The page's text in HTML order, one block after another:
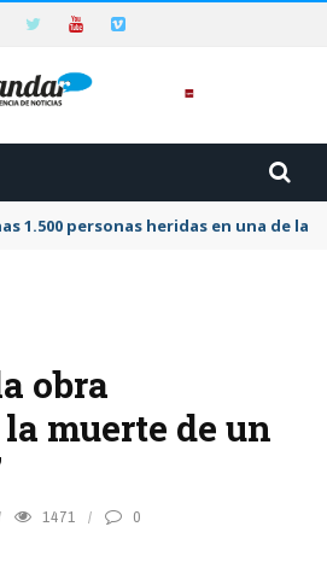
1.500 personas heridas en una de
obra
la muerte de un
1471 0